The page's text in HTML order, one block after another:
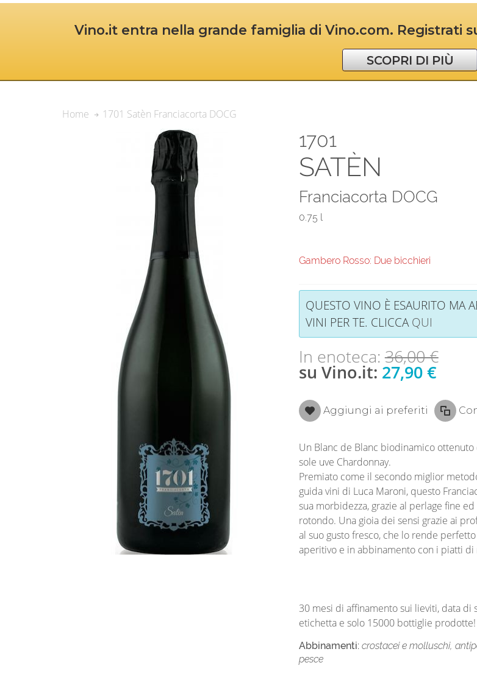
Vino.it entra nella grande famiglia di Vino.com. Registrati
SCOPRI DI PIÙ
Home 1701 Satèn Franciacorta DOCG
1701
SATÈN
Franciacorta DOCG
0.75 l
Gambero Rosso: Due bicchieri
QUESTO VINO È ESAURITO MA
VINI PER TE. CLICCAQUI
In enoteca:36,00 €
su Vino.it: 27,90 €
Aggiungi ai preferiti
Un Blanc de Blanc biodinamico
sole uve Chardonnay.
Premiato come il secondo miglior
guida vini di Luca Maroni, questo
sua morbidezza, grazie al perlage fine
rotondo. Una gioia dei sensi grazie ai
al suo gusto fresco, che lo rende
aperitivo e in abbinamento con i piatti di
30 mesi di affinamento sui lieviti, data di
etichetta e solo 15000 bottiglie prodotte!
Abbinamenti: crostacei e molluschi,
pesce